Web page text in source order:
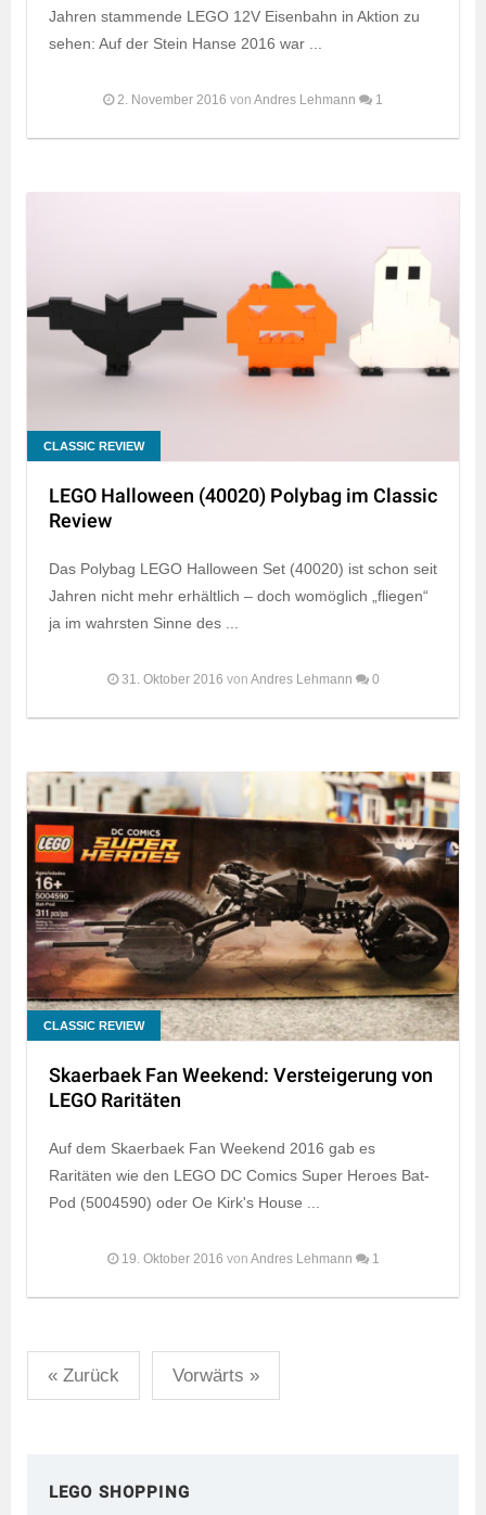
Jahren stammende LEGO 12V Eisenbahn in Aktion zu
sehen: Auf der Stein Hanse 2016 war ...
2. November 2016 von Andres Lehmann 1
CLASSIC REVIEW
LEGO Halloween (40020) Polybag im Classic
Review
Das Polybag LEGO Halloween Set (40020) ist schon seit
Jahren nicht mehr erhältlich – doch womöglich „fliegen“
ja im wahrsten Sinne des ...
31. Oktober 2016 von Andres Lehmann 0
CLASSIC REVIEW
Skaerbaek Fan Weekend: Versteigerung von
LEGO Raritäten
Auf dem Skaerbaek Fan Weekend 2016 gab es
Raritäten wie den LEGO DC Comics Super Heroes Bat-
Pod (5004590) oder Oe Kirk's House ...
19. Oktober 2016 von Andres Lehmann 1
Seitennummerierung
der
« Zurück Vorwärts »
LEGO SHOPPING